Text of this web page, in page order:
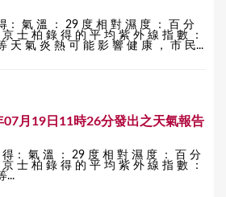
： 氣 溫 ： 29 度 相 對 濕 度 ： 百 分
士 柏 錄 得 的 平 均 紫 外 線 指 數 ：
天 氣 炎 熱 可 能 影 響 健 康 ， 市 民...
月19日11時26分發出之天氣報告
： 氣 溫 ： 29 度 相 對 濕 度 ： 百 分
士 柏 錄 得 的 平 均 紫 外 線 指 數 ：
...